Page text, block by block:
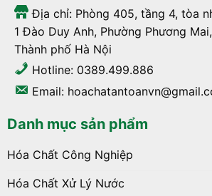
Địa chỉ: Phòng 405, tầng 4, tòa
1 Đào Duy Anh, Phường Phương
Thành phố Hà Nội
Hotline: 0389.499.886
Email:
Danh mục sản phẩm
Hóa Chất Công Nghiệp
Hóa Chất Xử Lý Nước